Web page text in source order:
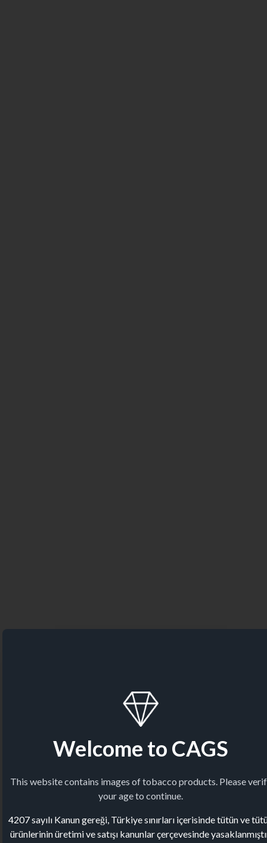
Welcome to CAGS
This website contains images of tobacco products. Please
your age to continue.
4207 sayılı Kanun gereği, Türkiye sınırları içerisinde tütün ve
ürünlerinin üretimi ve satışı kanunlar çerçevesinde